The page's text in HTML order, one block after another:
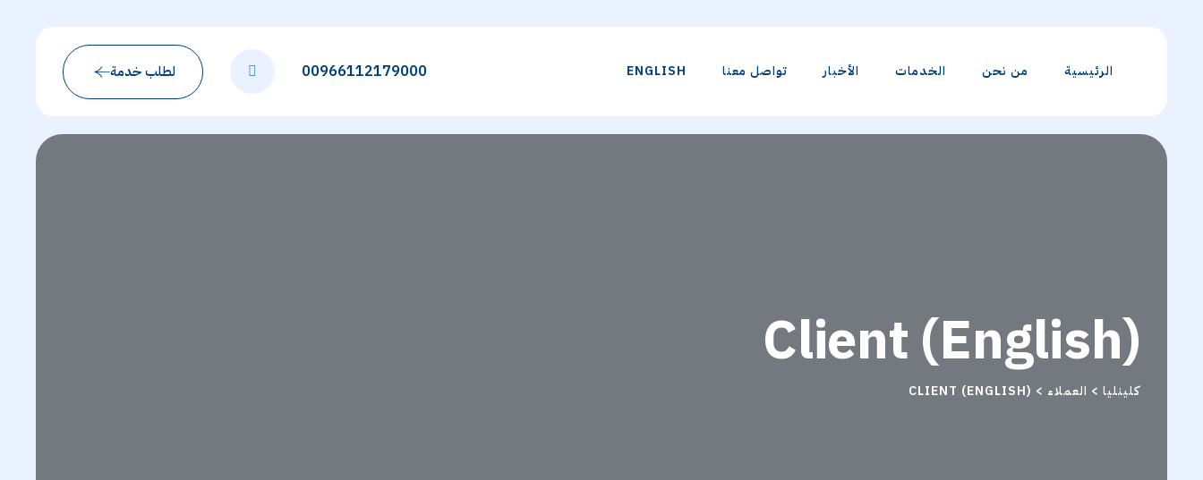
الرئيسية من نحن الخدمات الأخبار تواصل معنا ENGLISH
00966112179000 لطلب خدمة
(English) Client
كلينليا > العملاء >
(ENGLISH) CLIENT